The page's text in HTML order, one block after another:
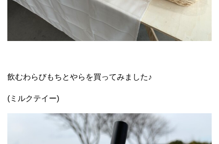
飲むわらびもちとやらを買ってみました♪
(ミルクテイー)